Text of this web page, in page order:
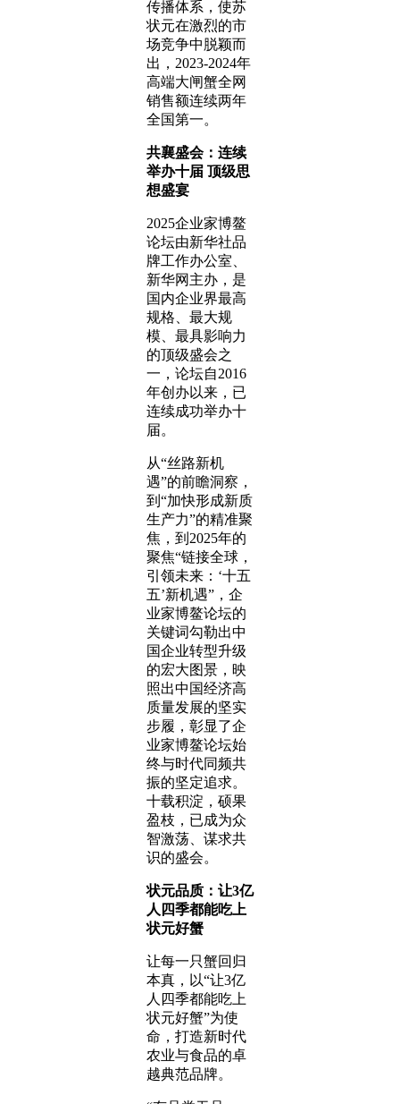
传播体系，使苏
状元在激烈的市
场竞争中脱颖而
出，2023-2024年
高端大闸蟹全网
销售额连续两年
全国第一。
共襄盛会：连续
举办十届 顶级思
想盛宴
2025企业家博鳌
论坛由新华社品
牌工作办公室、
新华网主办，是
国内企业界最高
规格、最大规
模、最具影响力
的顶级盛会之
一，论坛自2016
年创办以来，已
连续成功举办十
届。
从“丝路新机
遇”的前瞻洞察，
到“加快形成新质
生产力”的精准聚
焦，到2025年的
聚焦“链接全球，
引领未来：‘十五
五’新机遇”，企
业家博鳌论坛的
关键词勾勒出中
国企业转型升级
的宏大图景，映
照出中国经济高
质量发展的坚实
步履，彰显了企
业家博鳌论坛始
终与时代同频共
振的坚定追求。
十载积淀，硕果
盈枝，已成为众
智激荡、谋求共
识的盛会。
状元品质：让3亿
人四季都能吃上
状元好蟹
让每一只蟹回归
本真，以“让3亿
人四季都能吃上
状元好蟹”为使
命，打造新时代
农业与食品的卓
越典范品牌。